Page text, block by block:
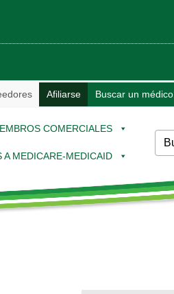
Afiliarse Buscar un médico
COMERCIALES
A MEDICARE-MEDICAID